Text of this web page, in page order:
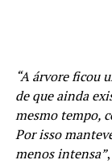
“A árvore ficou
de que ainda
mesmo tempo,
Por isso
menos intensa”